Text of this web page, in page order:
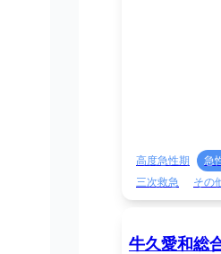
高度急性期 急
三次救急
その
牛久愛和総